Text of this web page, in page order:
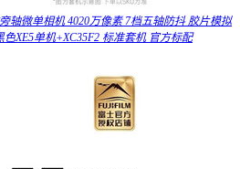
轴微单相机 4020万像素 7档五轴防抖 胶片模拟
XE5单机+XC35F2 标准套机 官方标配